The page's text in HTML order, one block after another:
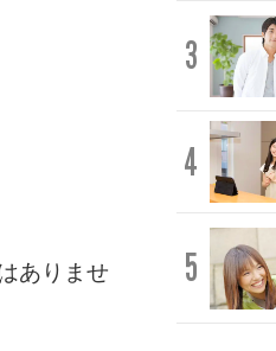
ありませ
3
4
5